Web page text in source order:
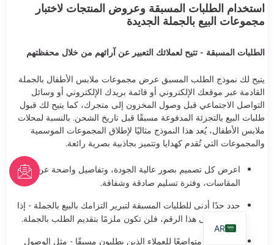
استخدام الطلبات المسبقة وعروض المنتجات لاختبار
مجموعات البيع بالجملة الجديدة
الطلبات المسبقة - تتيح لعملائك التعبير عن آرائهم من خلال محفظتهم
يتيح لك نموذج الطلب المسبق عرض مجموعات ملابس الأطفال بالجملة
القادمة عبر موقعك الإلكتروني أو قائمة بريدك الإلكتروني أو وسائل
التواصل الاجتماعي قبل وصول المخزون إلى متجرك، كما يتيح لك قبول
طلبات البيع بالتجزئة المدفوعة مسبقًا قبل تاريخ الشحن. بالنسبة لمحلات
ملابس الأطفال، يُعد هذا النموذج مثاليًا لإطلاق المجموعات الموسمية
والمجموعات التي تُقدم كهدايا وتتميز بجاذبية بصرية رائعة.
اعرض كل تصميم بصور عالية الجودة، وتفاصيل واضحة عن
المقاسات، وفترة تسليم صادقة وشفافة.
حدد حدًا أدنى للطلبات المسبقة لتبرير التزامك بالبيع بالجملة - إذا
لم تصل إلى هذا الرقم، فلن تكون ملزمًا بتقديم الطلب بالجملة.
قدّم حافزًا متواضعًا للعملاء الذين يطلبون مسبقًا - مثل الوصول
AR
EN
PT
FR